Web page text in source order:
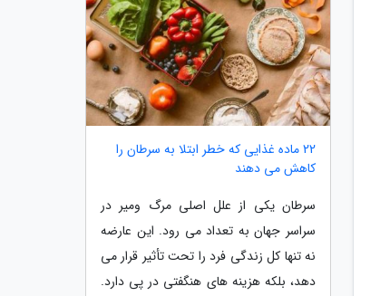
22 ماده غذایی که خطر ابتلا به سرطان را
کاهش می دهند
سرطان یکی از علل اصلی مرگ ومیر در
سراسر جهان به تعداد می رود. این عارضه
نه تنها کل زندگی فرد را تحت تأثیر قرار می
دهد، بلکه هزینه های هنگفتی در پی دارد.